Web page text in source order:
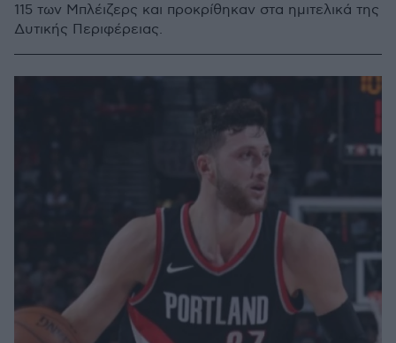
115 των Μπλέιζερς και προκρίθηκαν στα ημιτελικά της
Δυτικής Περιφέρειας.